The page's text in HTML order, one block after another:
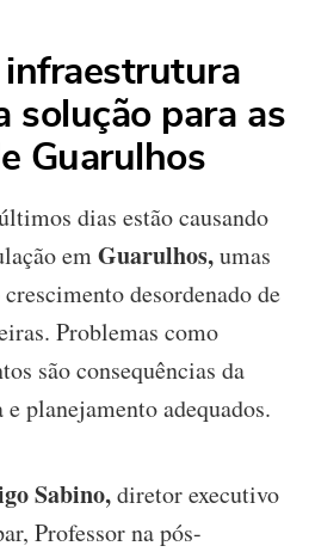
infraestrutura
solução para as
Guarulhos
dias estão causando
emGuarulhos,umas
desordenado de
Problemas como
são consequências da
planejamento adequados.
Sabino,diretor executivo
Professor na pós-